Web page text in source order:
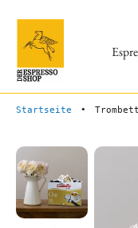
Zum
Inhalt
springen
Startseite •
Springe
zu
den
Produktinformationen